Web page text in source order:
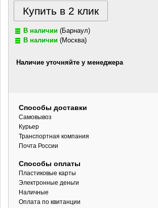
Купить в 2 клик
В наличии(Барнаул)
В наличии(Москва)
Наличие уточняйте у менеджера
Способы доставки
Самовывоз
Курьер
Транспортная компания
Почта России
Способы оплаты
Пластиковые карты
Электронные деньги
Наличные
Оплата по квитанции